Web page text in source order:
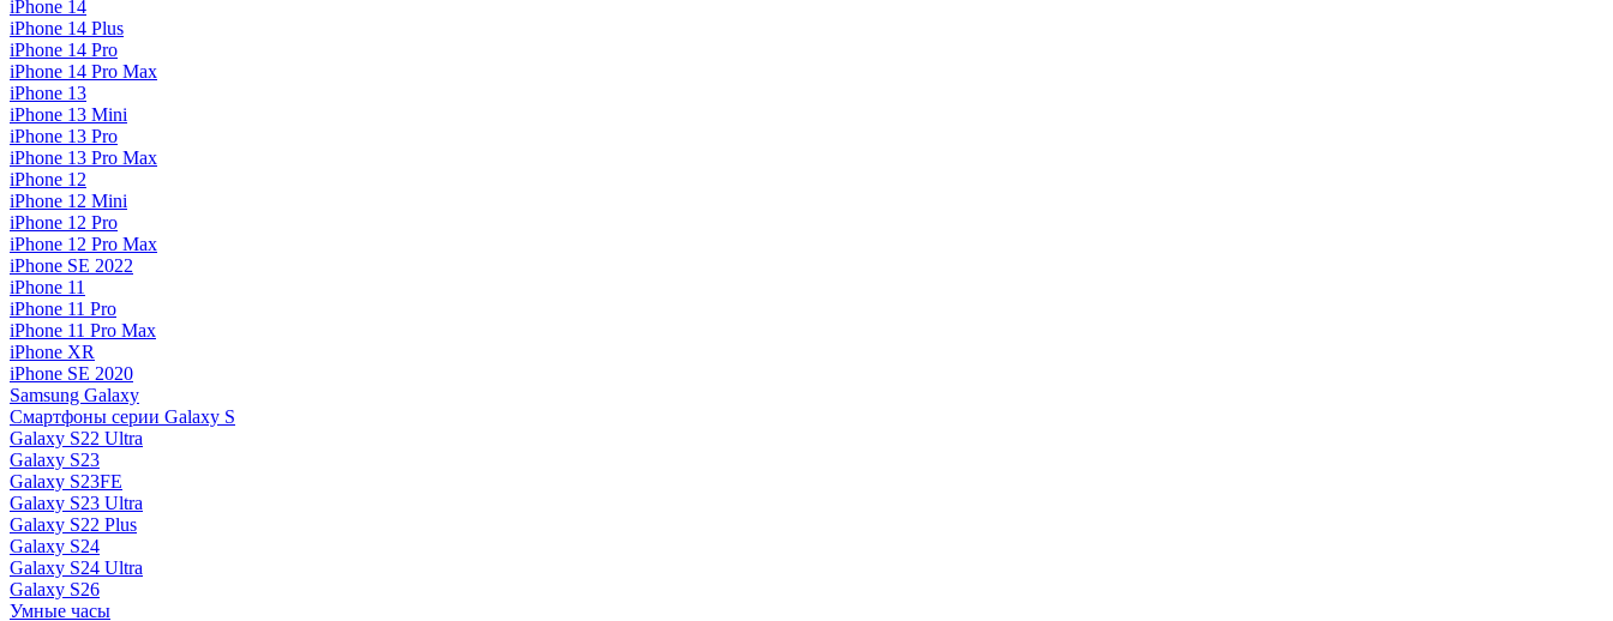
iPhone 14
iPhone 14 Plus
iPhone 14 Pro
iPhone 14 Pro Max
iPhone 13
iPhone 13 Mini
iPhone 13 Pro
iPhone 13 Pro Max
iPhone 12
iPhone 12 Mini
iPhone 12 Pro
iPhone 12 Pro Max
iPhone SE 2022
iPhone 11
iPhone 11 Pro
iPhone 11 Pro Max
iPhone XR
iPhone SE 2020
Samsung Galaxy
Смартфоны серии Galaxy S
Galaxy S22 Ultra
Galaxy S23
Galaxy S23FE
Galaxy S23 Ultra
Galaxy S22 Plus
Galaxy S24
Galaxy S24 Ultra
Galaxy S26
Умные часы